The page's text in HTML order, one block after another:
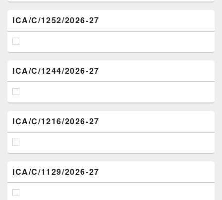
ICA/C/1252/2026-27
ICA/C/1244/2026-27
ICA/C/1216/2026-27
ICA/C/1129/2026-27